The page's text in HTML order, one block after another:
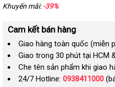
Khuyến mãi:-39%
Cam kết bán hàng
Giao hàng toàn quốc (miễn
Giao trong 30 phút tại HCM
Che tên sản phẩm khi giao
24/7 Hotline: 0938411000